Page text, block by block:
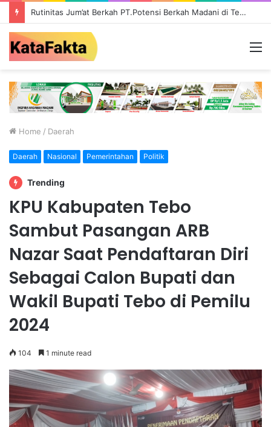
Ada Galian C Berizin, Mengapa Proyek Jalan Provinsi di Tebo Diduga Gunakan Material Ilegal?
Home / Daerah
Daerah Nasional Pemerintahan Politik
Trending
KPU Kabupaten Tebo
Sambut Pasangan ARB
Nazar Saat Pendaftaran Diri
Sebagai Calon Bupati dan
Wakil Bupati Tebo di Pemilu
2024
104 1 minute read